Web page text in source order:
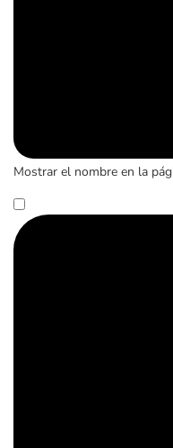
Mostrar el nombre en la